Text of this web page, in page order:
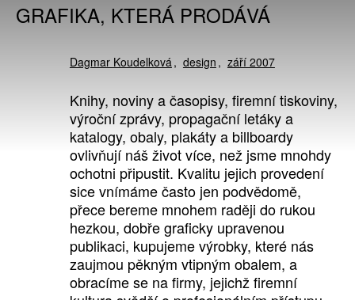
GRAFIKA, KTERÁ PRODÁVÁ
Dagmar Koudelková design září 2007
Knihy, noviny a časopisy, firemní tiskoviny,
výroční zprávy, propagační letáky a
katalogy, obaly, plakáty a billboardy
ovlivňují náš život více, než jsme mnohdy
ochotni připustit. Kvalitu jejich provedení
sice vnímáme často jen podvědomě,
přece bereme mnohem raději do rukou
hezkou, dobře graficky upravenou
publikaci, kupujeme výrobky, které nás
zaujmou pěkným vtipným obalem, a
obracíme se na firmy, jejichž firemní